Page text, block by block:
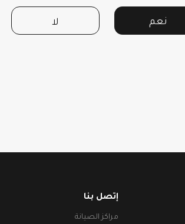
نعم لا
إتصل بنا
مراكز الصيانة